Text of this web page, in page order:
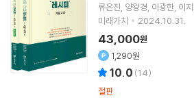
류은진 양왕경 이광한 이
미래가치
2024.10.31.
43,000원
1,290원
10.0 (14)
절판